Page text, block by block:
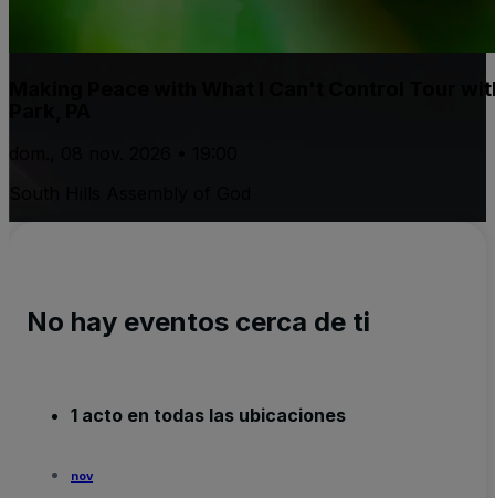
Making Peace with What I Can't Control Tour
No hay eventos cerca de ti
1 acto en todas las ubicaciones
nov